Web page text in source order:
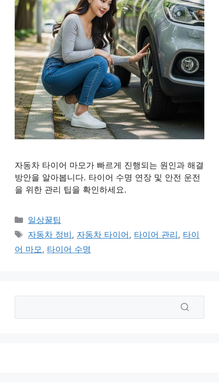
자동차 타이어 마모가 빠르게 진행되는 원인과 해결
방안을 알아봅니다. 타이어 수명 연장 및 안전 운전
을 위한 관리 팁을 확인하세요.
카
테
고
리
일상꿀팁
태
그
자동차 정비 , 자동차 타이어 , 타이어 관리 , 타이
어 마모 , 타이어 수명